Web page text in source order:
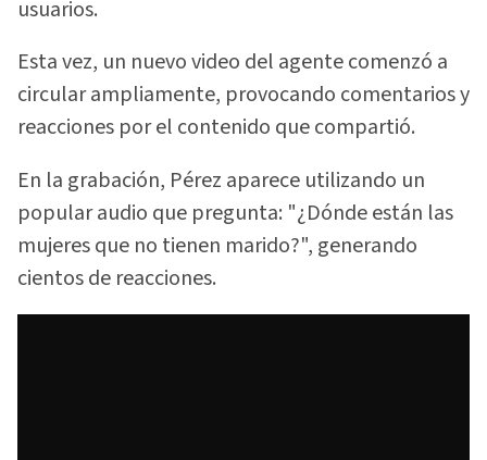
usuarios.
Esta vez, un nuevo video del agente comenzó a
circular ampliamente, provocando comentarios y
reacciones por el contenido que compartió.
En la grabación, Pérez aparece utilizando un
popular audio que pregunta: "¿Dónde están las
mujeres que no tienen marido?", generando
cientos de reacciones.